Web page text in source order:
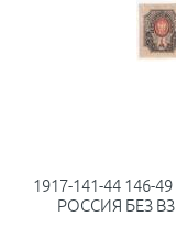
1917-141-44 146-
РОССИЯ БЕЗ